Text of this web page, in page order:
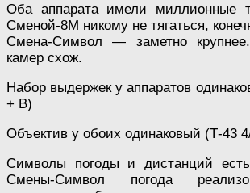
Оба аппарата имели миллионные
Сменой-8М никому не тягаться,
Смена-Символ — заметно
камер схож.
Набор выдержек у аппаратов
+ В)
Объектив у обоих одинаковый (Т-43
Символы погоды и дистанций
Смены-Символ погода